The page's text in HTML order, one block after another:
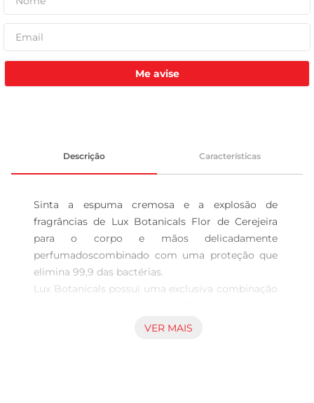
Me avise
Descrição Características
Sinta a espuma cremosa e a explosão de
fragrâncias de Lux Botanicals Flor de Cerejeira
para o corpo e mãos delicadamente
perfumadoscombinado com uma proteção que
elimina 99,9 das bactérias.
Lux Botanicals possui uma exclusiva combinação
extraídos da natureza. Uma mistura de extratos
VER MAIS